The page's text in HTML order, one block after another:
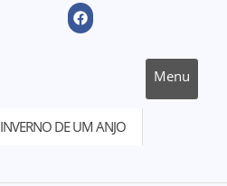
Menu
INVERNO DE UM ANJO